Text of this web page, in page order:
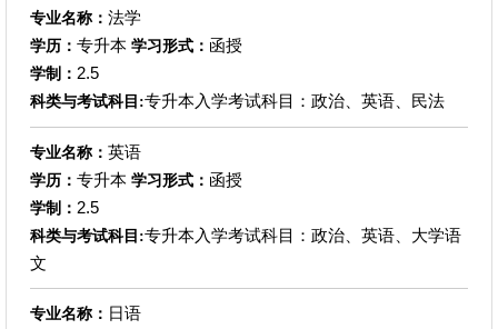
专业名称： 法学
学历： 专升本 学习形式： 函授
学制： 2.5
科类与考试科目:专升本入学考试科目：政治、英语、民法
专业名称： 英语
学历： 专升本 学习形式： 函授
学制： 2.5
科类与考试科目:专升本入学考试科目：政治、英语、大学语
文
专业名称： 日语